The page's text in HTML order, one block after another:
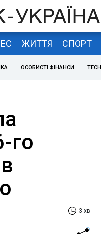
ЖИТТЯ СПОРТ
ОСОБИСТІ ФІНАНСИ TECH
го
3 хв